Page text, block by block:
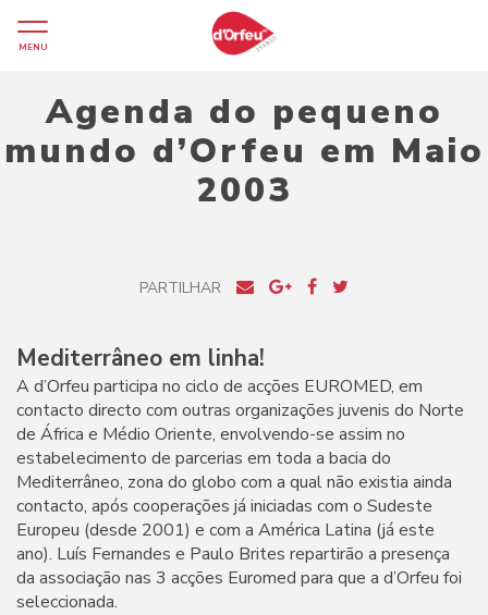
MENU
Agenda do pequeno
mundo d’Orfeu em Maio
2003
PARTILHAR
Mediterrâneo em linha!
A d’Orfeu participa no ciclo de acções EUROMED, em
contacto directo com outras organizações juvenis do Norte
de África e Médio Oriente, envolvendo-se assim no
estabelecimento de parcerias em toda a bacia do
Mediterrâneo, zona do globo com a qual não existia ainda
contacto, após cooperações já iniciadas com o Sudeste
Europeu (desde 2001) e com a América Latina (já este
ano). Luís Fernandes e Paulo Brites repartirão a presença
da associação nas 3 acções Euromed para que a d’Orfeu foi
seleccionada.